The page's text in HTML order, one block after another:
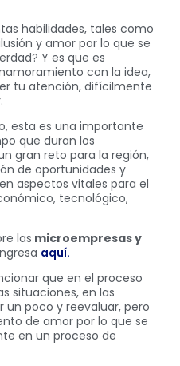
habilidades, tales como
y amor por lo que se
Y es que es
con la idea,
tu atención, difícilmente
esta es una importante
que duran los
gran reto para la región,
de oportunidades y
aspectos vitales para el
tecnológico,
las microempresas y
aquí.
que en el proceso
situaciones, en las
un poco y reevaluar, pero
de amor por lo que se
en un proceso de